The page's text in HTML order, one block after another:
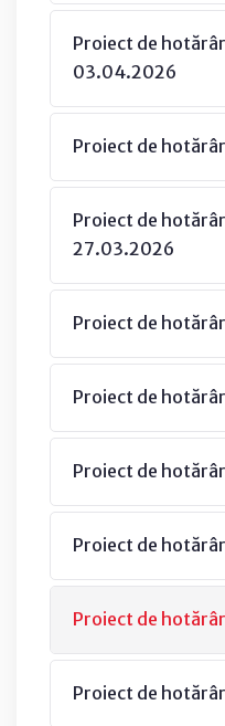
Proiect de
03.04.2026
Proiect de
Proiect de
27.03.2026
Proiect de
Proiect de
Proiect de
Proiect de
Proiect de
Proiect de